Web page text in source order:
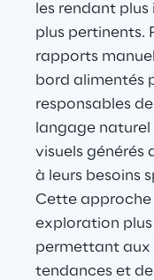
les rendant
plus pertinents.
rapports
bord alimentés
responsables
langage
visuels
à leurs besoins
Cette
exploration
permettant aux
tendances et